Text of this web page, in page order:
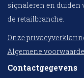
signaleren en duiden
de retailbranche.
Onze
Algemene
Contactgegevens